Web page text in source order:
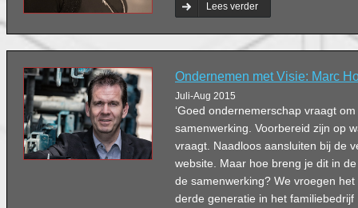
Lees verder
Ondernemen met Visie: Marc
Juli-Aug 2015
‘Goed ondernemerschap vraagt
samenwerking. Voorbereid zijn op
vraagt. Naadloos aansluiten bij de
website. Maar hoe breng je dit in
de samenwerking? We vroegen
derde generatie in het familiebedrijf